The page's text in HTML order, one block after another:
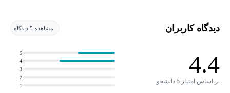
سرکوب کنید، شناسایی کنید. سپس با ارائه مفاهیم و تکنیک‌های
کاربردی، شما را در مسیر ارزیابی دقیق‌تر نیازها و ارزش‌های
در ادامه، یاد می‌گیرید چگونه پس از شناخت بهتر نیازهای خود، آنها را
دیدگاه کاربران مشاهده 5 دیدگاه
4.4
بر اساس امتیاز 5 دانشجو
1
2
3
4
5